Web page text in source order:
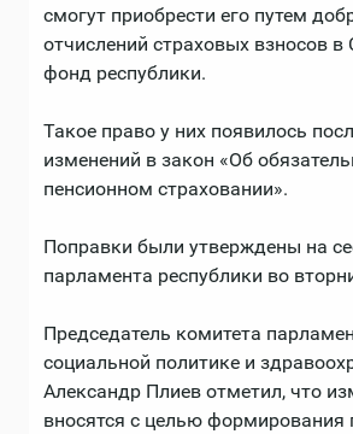
смогут приобрести его путем
отчислений страховых взносов
фонд республики.
Такое право у них появилось
изменений в закон «Об
пенсионном страховании».
Поправки были утверждены на
парламента республики во
Председатель комитета
социальной политике и
Александр Плиев отметил, что
вносятся с целью формирования